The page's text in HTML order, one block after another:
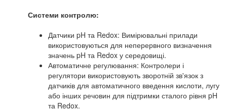
Системи контролю:
Датчики pH та Redox: Вимірювальні прилади
використовуються для неперервного визначення
значень pH та Redox у середовищі.
Автоматичне регулювання: Контролери і
регулятори використовують зворотній зв'язок з
датчиків для автоматичного введення кислоти, лугу
або інших речовин для підтримки сталого рівня pH
та Redox.